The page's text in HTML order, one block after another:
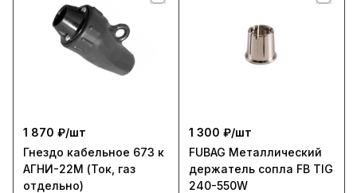
1 870 ₽/шт
Гнездо кабельное 673 к
АГНИ-22М (Ток, газ
отдельно)
1 300 ₽/шт
FUBAG Металлический
держатель сопла FB TIG
240-550W